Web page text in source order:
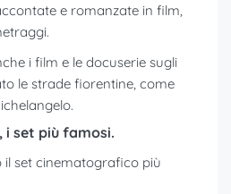
e romanzate in film,
i film e le docuserie sugli
le strade fiorentine, come
i set più famosi.
il set cinematografico più